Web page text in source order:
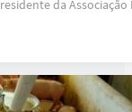
da